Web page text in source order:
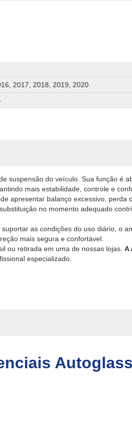
2017, 2018, 2019, 2020
suspensão do veículo. Sua função é
mais estabilidade, controle e
apresentar balanço excessivo, perda
no momento adequado
as condições do uso diário, o
mais segura e confortável.
ou retirada em uma de nossas lojas. A
especializado.
Autoglass